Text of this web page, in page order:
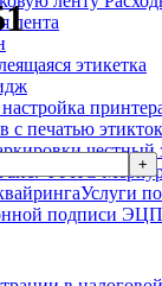
лента
этикетка
Услуги